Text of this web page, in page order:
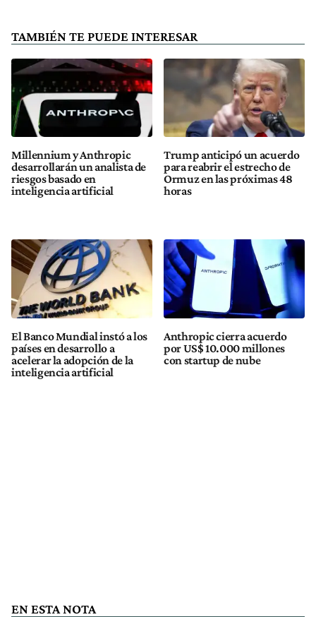
TAMBIÉN TE PUEDE INTERESAR
Millennium y Anthropic
desarrollarán un analista de
riesgos basado en
inteligencia artificial
Trump anticipó un acuerdo
para reabrir el estrecho de
Ormuz en las próximas 48
horas
El Banco Mundial instó a los
países en desarrollo a
acelerar la adopción de la
inteligencia artificial
Anthropic cierra acuerdo
por US$ 10.000 millones
con startup de nube
EN ESTA NOTA